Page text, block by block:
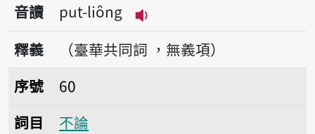
音讀
put-liông
播放音讀put-liông
釋義
（臺華共同詞 ，無義項）
序號60不論
序號
60
詞目
不論